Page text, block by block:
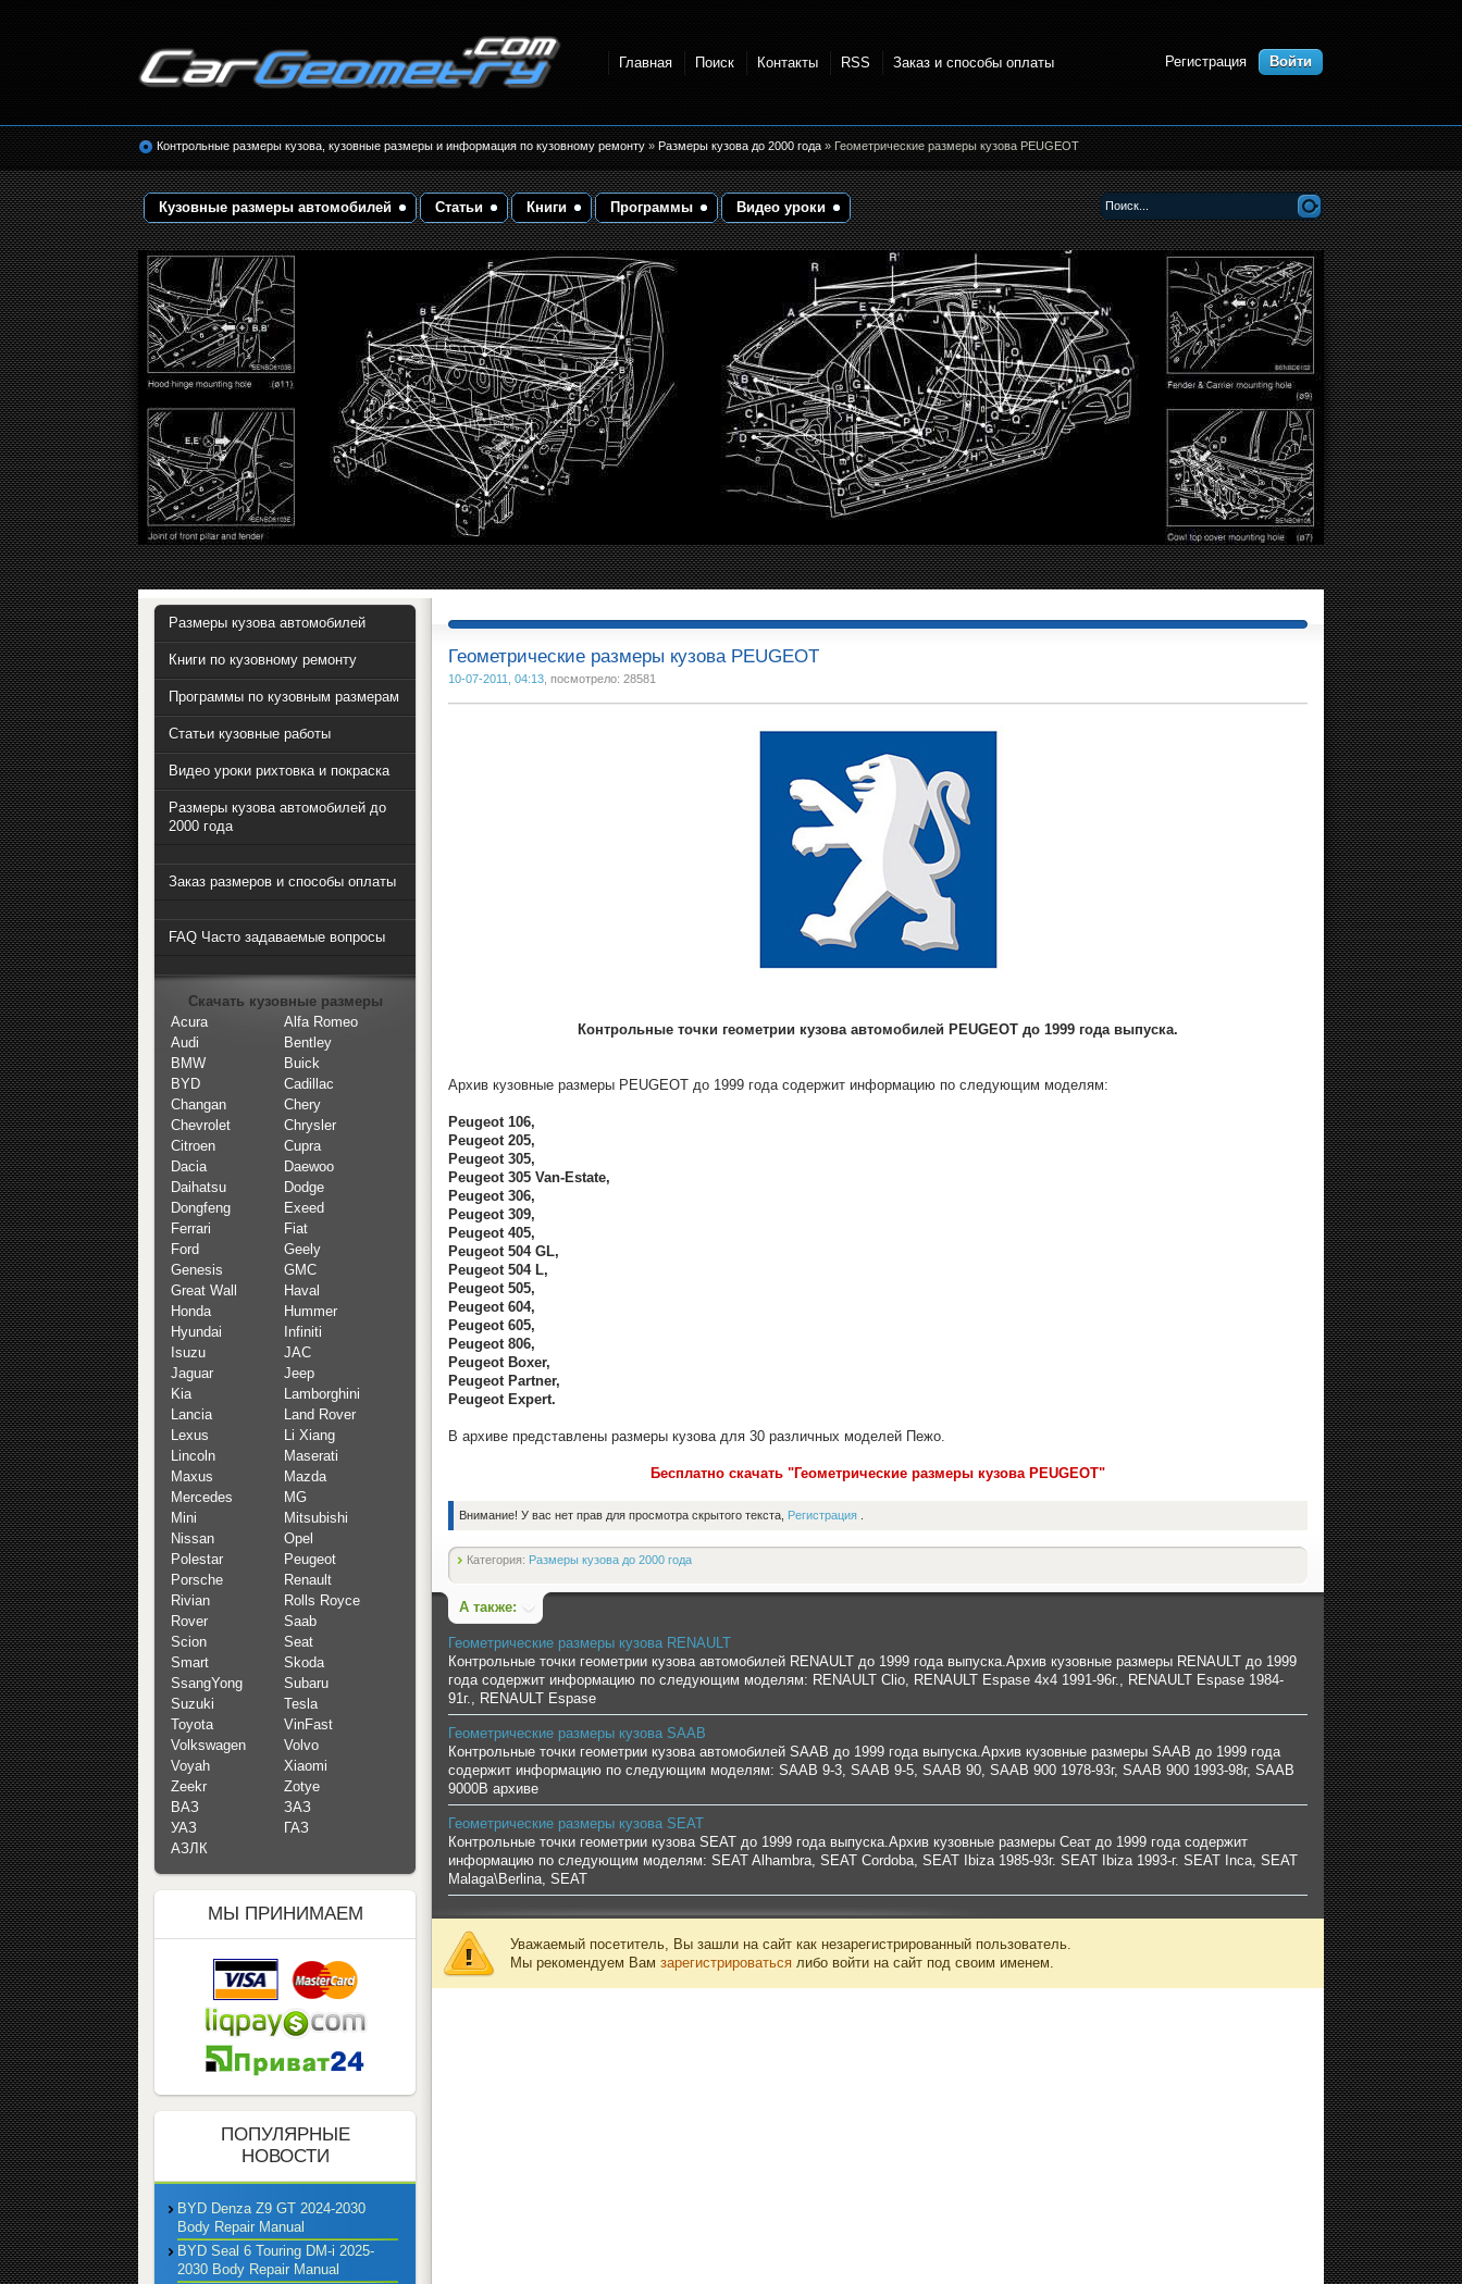
кузовные размеры. Геометрия кузова
Главная Поиск Контакты RSS Заказ и способы оплаты Регистрация Войти
Контрольные размеры кузова, кузовные размеры и информация по кузовному ремонту»Размеры кузова до 2000 года» Геометрические размеры кузова PEUGEOT
Кузовные размеры автомобилей Статьи Книги Программы Видео уроки
Геометрические размеры кузова PEUGEOT
10-07-2011, 04:13, посмотрело: 28581
Контрольные точки геометрии кузова автомобилей PEUGEOT до 1999 года выпуска.
Архив кузовные размеры PEUGEOT до 1999 года содержит информацию по следующим моделям:
Peugeot 106,
Peugeot 205,
Peugeot 305,
Peugeot 305 Van-Estate,
Peugeot 306,
Peugeot 309,
Peugeot 405,
Peugeot 504 GL,
Peugeot 504 L,
Peugeot 505,
Peugeot 604,
Peugeot 605,
Peugeot 806,
Peugeot Boxer,
Peugeot Partner,
Peugeot Expert.
В архиве представлены размеры кузова для 30 различных моделей Пежо.
Бесплатно скачать "Геометрические размеры кузова PEUGEOT"
Внимание! У вас нет прав для просмотра скрытого текста, Регистрация
Категория: Размеры кузова до 2000 года
А также:
Геометрические размеры кузова RENAULT
Контрольные точки геометрии кузова автомобилей RENAULT до 1999 года выпуска.Архив кузовные размеры RENAULT до 1999
года содержит информацию по следующим моделям: RENAULT Clio, RENAULT Espase 4x4 1991-96г., RENAULT Espase 1984-
91г., RENAULT Espase
Геометрические размеры кузова SAAB
Контрольные точки геометрии кузова автомобилей SAAB до 1999 года выпуска.Архив кузовные размеры SAAB до 1999 года
содержит информацию по следующим моделям: SAAB 9-3, SAAB 9-5, SAAB 90, SAAB 900 1978-93г, SAAB 900 1993-98г, SAAB
9000В архиве
Геометрические размеры кузова SEAT
Контрольные точки геометрии кузова SEAT до 1999 года выпуска.Архив кузовные размеры Сеат до 1999 года содержит
информацию по следующим моделям: SEAT Alhambra, SEAT Cordoba, SEAT Ibiza 1985-93г. SEAT Ibiza 1993-г. SEAT Inca, SEAT
Malaga\Berlina, SEAT
Уважаемый посетитель, Вы зашли на сайт как незарегистрированный пользователь.
Мы рекомендуем Вам зарегистрироваться либо войти на сайт под своим именем.
Размеры кузова автомобилей
Книги по кузовному ремонту
Программы по кузовным размерам
Статьи кузовные работы
Видео уроки рихтовка и покраска
Размеры кузова автомобилей до
2000 года
Заказ размеров и способы оплаты
FAQ Часто задаваемые вопросы
Скачать кузовные размеры
Acura
Alfa Romeo
Audi
Bentley
BMW
Buick
BYD
Cadillac
Changan
Chery
Chevrolet
Chrysler
Citroen
Cupra
Dacia
Daewoo
Daihatsu
Dodge
Dongfeng
Exeed
Ferrari
Fiat
Ford
Geely
Genesis
GMC
Great Wall
Haval
Honda
Hummer
Hyundai
Infiniti
Isuzu
JAC
Jaguar
Jeep
Kia
Lamborghini
Lancia
Land Rover
Lexus
Li Xiang
Lincoln
Maserati
Maxus
Mazda
Mercedes
MG
Mini
Mitsubishi
Nissan
Opel
Polestar
Peugeot
Porsche
Renault
Rivian
Rolls Royce
Rover
Saab
Scion
Seat
Smart
Skoda
SsangYong
Subaru
Suzuki
Tesla
Toyota
VinFast
Volkswagen
Volvo
Voyah
Xiaomi
Zeekr
Zotye
ВАЗ
ЗАЗ
УАЗ
ГАЗ
АЗЛК
МЫ ПРИНИМАЕМ
ПОПУЛЯРНЫЕ
НОВОСТИ
BYD Denza Z9 GT 2024-2030
Body Repair Manual
BYD Seal 6 Touring DM-i 2025-
2030 Body Repair Manual